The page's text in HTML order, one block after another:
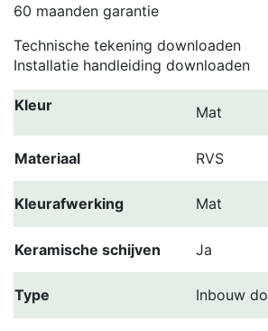
60 maanden garantie
Technische tekening downloaden
Installatie handleiding downloaden
Kleur Mat
Materiaal RVS
Kleurafwerking Mat
Keramische schijven Ja
Type Inbouw